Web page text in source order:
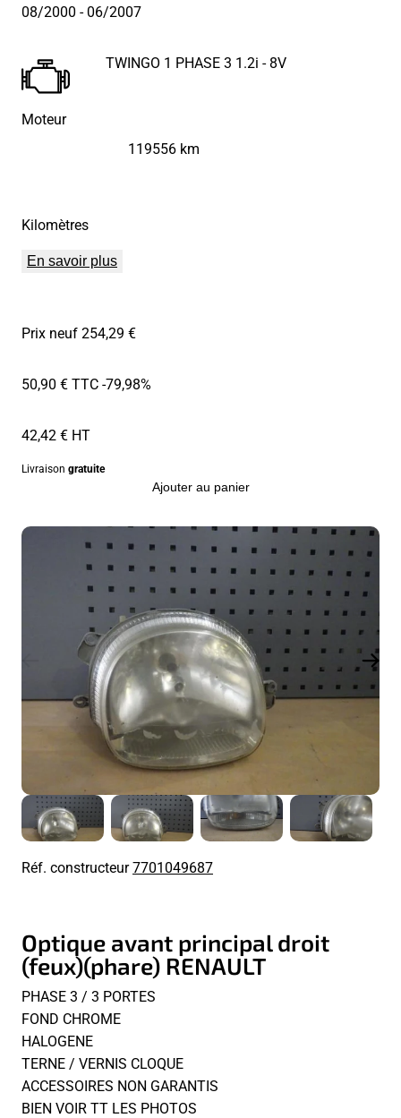
08/2000 - 06/2007
Moteur
TWINGO 1 PHASE 3 1.2i - 8V
Kilomètres
119556 km
En savoir plus
Prix neuf 254,29 €
50,90 € TTC-79,98%
42,42 € HT
Livraison gratuite
Ajouter au panier
Réf. constructeur7701049687
Optique avant principal droit
(feux)(phare) RENAULT
PHASE 3 / 3 PORTES
FOND CHROME
HALOGENE
TERNE / VERNIS CLOQUE
ACCESSOIRES NON GARANTIS
BIEN VOIR TT LES PHOTOS